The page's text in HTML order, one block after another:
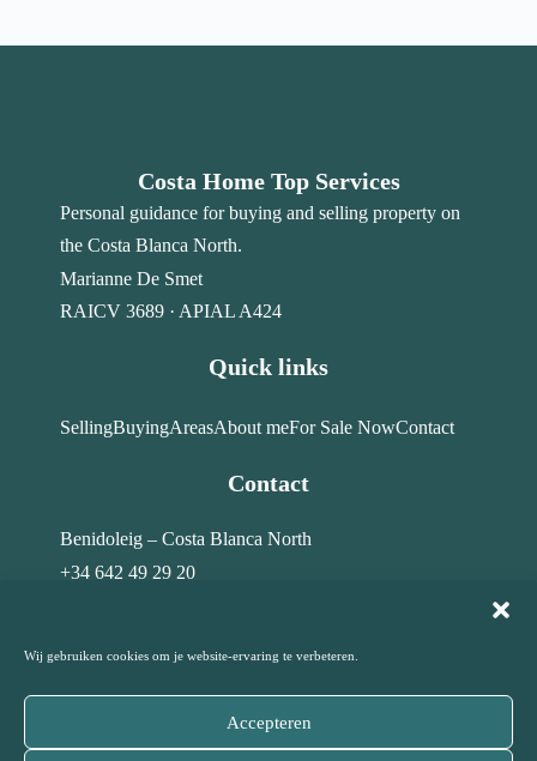
Wij gebruiken cookies om je website-ervaring te verbeteren.
Accepteren
Costa Home Top Services
Personal guidance for buying and selling property on
the Costa Blanca North.
Marianne De Smet
RAICV 3689 · APIAL A424
Quick links
SellingBuyingAreasAbout meFor Sale NowContact
Contact
Benidoleig – Costa Blanca North
+34 642 49 29 20
© Costa Home Top Services · All rights reserved – 2026